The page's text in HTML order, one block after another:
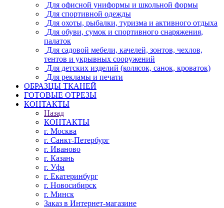
Для офисной униформы и школьной формы
Для спортивной одежды
Для охоты, рыбалки, туризма и активного отдыха
Для обуви, сумок и спортивного снаряжения,
палаток
Для садовой мебели, качелей, зонтов, чехлов,
тентов и укрывных сооружений
Для детских изделий (колясок, санок, кроваток)
Для рекламы и печати
ОБРАЗЦЫ ТКАНЕЙ
ГОТОВЫЕ ОТРЕЗЫ
КОНТАКТЫ
Назад
КОНТАКТЫ
г. Москва
г. Санкт-Петербург
г. Иваново
г. Казань
г. Уфа
г. Екатеринбург
г. Новосибирск
г. Минск
Заказ в Интернет-магазине